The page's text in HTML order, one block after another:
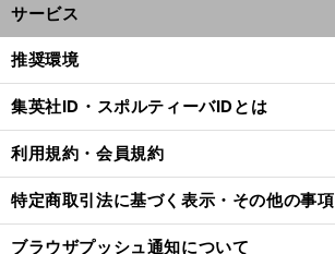
サービス
推奨環境
集英社ID・スポルティーバIDとは
利用規約・会員規約
特定商取引法に基づく表示・その他の事項
ブラウザプッシュ通知について